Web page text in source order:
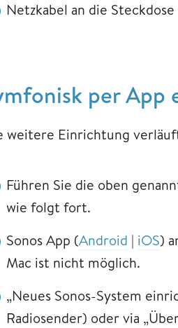
Netzkabel an die
per App
weitere Einrichtung
Führen Sie die oben
wie folgt fort.
Sonos App (Android | iOS)
Mac ist nicht möglich.
„Neues Sonos-System
Radiosender) oder via